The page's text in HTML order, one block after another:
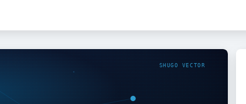
SHUGO VECTOR